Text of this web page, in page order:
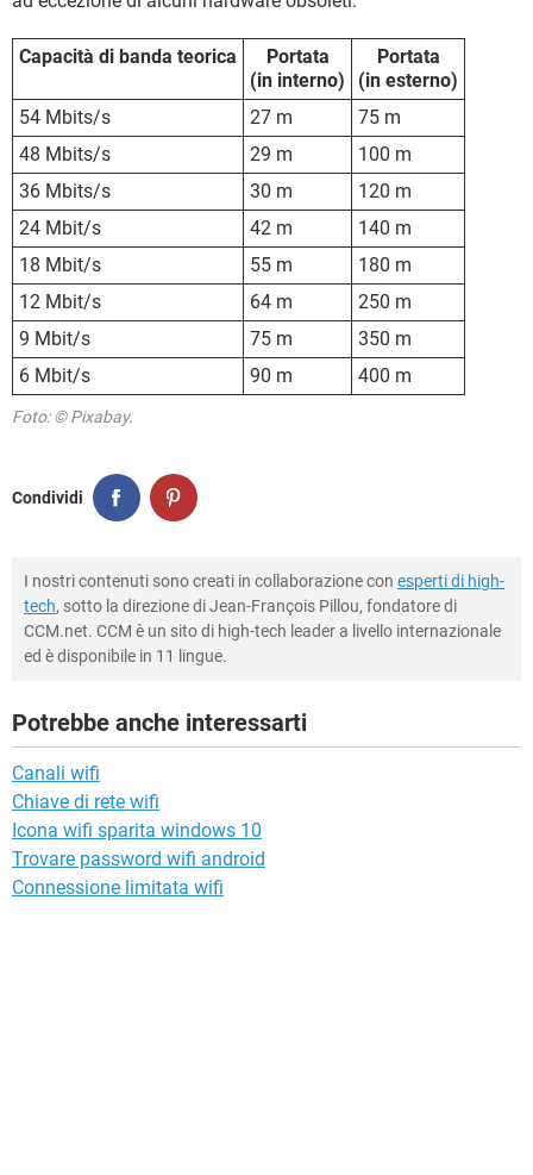
Capacità di banda teorica
Portata
(in interno)
Portata
(in esterno)
54 Mbits/s
27 m
75 m
48 Mbits/s
29 m
100 m
36 Mbits/s
30 m
120 m
24 Mbit/s
42 m
140 m
18 Mbit/s
55 m
180 m
12 Mbit/s
64 m
250 m
9 Mbit/s
75 m
350 m
6 Mbit/s
90 m 400 m
Foto: © Pixabay.
Condividi
I nostri contenuti sono creati in collaborazione con esperti di high-
tech, sotto la direzione di Jean-François Pillou, fondatore di
CCM.net. CCM è un sito di high-tech leader a livello internazionale
ed è disponibile in 11 lingue.
Potrebbe anche interessarti
Canali wifi
Chiave di rete wifi
Icona wifi sparita windows 10
Trovare password wifi android
Connessione limitata wifi